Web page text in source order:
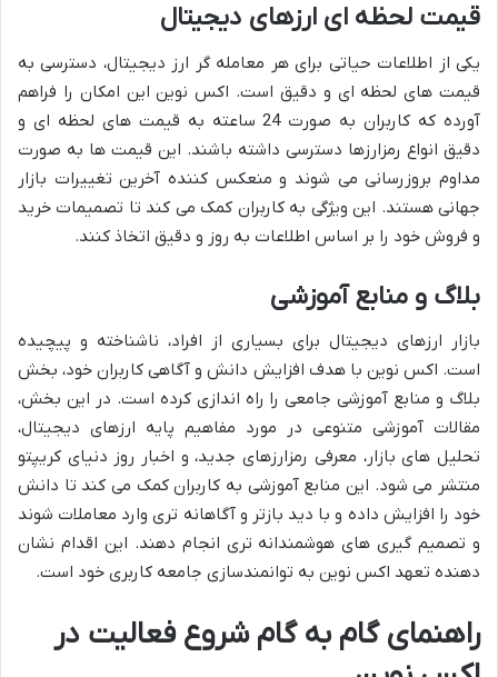
قیمت لحظه ای ارزهای دیجیتال
یکی از اطلاعات حیاتی برای هر معامله گر ارز دیجیتال، دسترسی به
قیمت های لحظه ای و دقیق است. اکس نوین این امکان را فراهم
آورده که کاربران به صورت 24 ساعته به قیمت های لحظه ای و
دقیق انواع رمزارزها دسترسی داشته باشند. این قیمت ها به صورت
مداوم بروزرسانی می شوند و منعکس کننده آخرین تغییرات بازار
جهانی هستند. این ویژگی به کاربران کمک می کند تا تصمیمات خرید
و فروش خود را بر اساس اطلاعات به روز و دقیق اتخاذ کنند.
بلاگ و منابع آموزشی
بازار ارزهای دیجیتال برای بسیاری از افراد، ناشناخته و پیچیده
است. اکس نوین با هدف افزایش دانش و آگاهی کاربران خود، بخش
بلاگ و منابع آموزشی جامعی را راه اندازی کرده است. در این بخش،
مقالات آموزشی متنوعی در مورد مفاهیم پایه ارزهای دیجیتال،
تحلیل های بازار، معرفی رمزارزهای جدید، و اخبار روز دنیای کریپتو
منتشر می شود. این منابع آموزشی به کاربران کمک می کند تا دانش
خود را افزایش داده و با دید بازتر و آگاهانه تری وارد معاملات شوند
و تصمیم گیری های هوشمندانه تری انجام دهند. این اقدام نشان
دهنده تعهد اکس نوین به توانمندسازی جامعه کاربری خود است.
راهنمای گام به گام شروع فعالیت در